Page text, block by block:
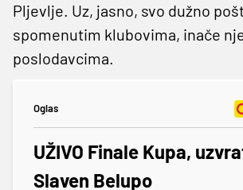
Pljevlje. Uz, jasno, svo dužno
spomenutim klubovima, inače
poslodavcima.
Oglas
UŽIVO Finale Kupa,
Slaven Belupo